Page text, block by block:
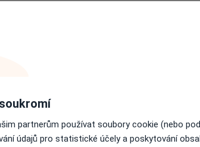
partnerům používat soubory cookie (nebo
údajů pro statistické účely a poskytování